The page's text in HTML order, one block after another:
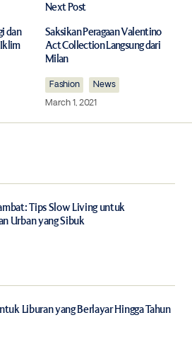
marked*
and website in this browser for
by email.
dan
Next Post
Saksikan Peragaan Valentino
Act Collection Langsung dari
Milan
Fashion
News
March 1, 2021
Tips Slow Living untuk
Urban yang Sibuk
Liburan yang Berlayar Hingga Tahun